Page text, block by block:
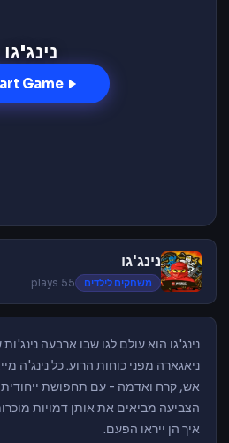
נינג'גו
Game
נינג'גו
משחקים לילדים 55 plays
נינג'גו הוא עולם לגו שבו ארבעה
ניאגארה מפני כוחות הרוע. כל נינג'ה
אש, קרח ואדמה - עם תחפושת
הצביעה מביאים את אותן דמויות
איך הן ייראו הפעם.